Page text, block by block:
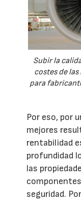
Subir la
costes de
para
Por eso, por
mejores
rentabilidad
profundidad
las
seguridad.